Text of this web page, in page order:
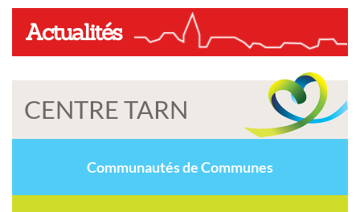
Actualités
CENTRE TARN
Communautés de Communes